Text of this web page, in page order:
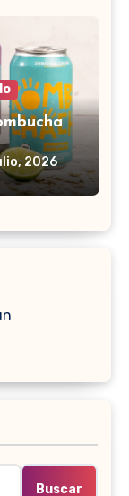
2026
Buscar